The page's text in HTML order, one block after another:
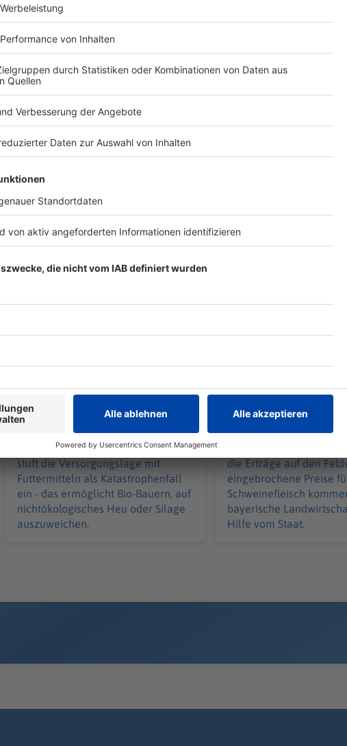
ist, was ich mit Joshua bespreche, und
ist. Und das ist er. Wenn man seinen Einfluss
WM-Qualifikationsspiel gegen die Slowakei,
bin ich sehr fein mit meiner
vor dem DFB-Pokalfinale zwischen
Mikrofon.
Dürre Regeln für Bio-
Tierhaltung
Das Landwirtschaftsministerium
stuft die Versorgungslage mit
Futtermitteln als Katastrophenfall
ein - das ermöglicht Bio-Bauern, auf
nichtökologisches Heu oder Silage
auszuweichen.
finanzielle Zügel für
angeschlagene
Hitze und Trockenheit
die Erträge auf den
eingebrochene Preise
Schweinefleisch
bayerische
Hilfe vom Staat.